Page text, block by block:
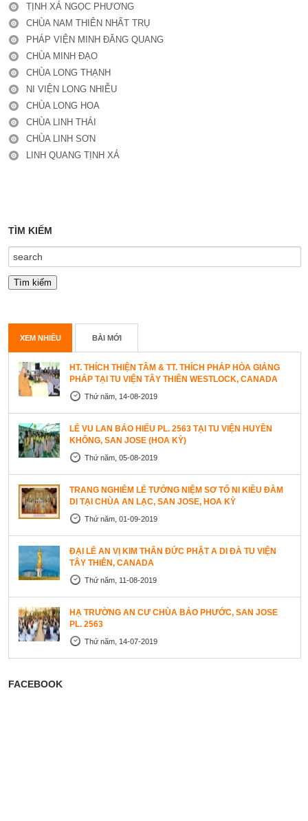
TỊNH XÁ NGỌC PHƯƠNG
CHÙA NAM THIÊN NHẤT TRỤ
PHÁP VIỆN MINH ĐĂNG QUANG
CHÙA MINH ĐẠO
CHÙA LONG THẠNH
NI VIỆN LONG NHIỄU
CHÙA LONG HOA
CHÙA LINH THÁI
CHÙA LINH SƠN
LINH QUANG TỊNH XÁ
TÌM KIẾM
XEM NHIỀU BÀI MỚI
HT. THÍCH THIỆN TÂM & TT. THÍCH PHÁP HÒA GIẢNG
PHÁP TẠI TU VIỆN TÂY THIÊN WESTLOCK, CANADA
Thứ năm, 14-08-2019
LỄ VU LAN BÁO HIẾU PL. 2563 TẠI TU VIỆN HUYỀN
KHÔNG, SAN JOSE (HOA KỲ)
Thứ năm, 05-08-2019
TRANG NGHIÊM LỄ TƯỞNG NIỆM SƠ TỔ NI KIỀU ĐÀM
DI TẠI CHÙA AN LẠC, SAN JOSE, HOA KỲ
Thứ năm, 01-09-2019
ĐẠI LỄ AN VỊ KIM THÂN ĐỨC PHẬT A DI ĐÀ TU VIỆN
TÂY THIÊN, CANADA
Thứ năm, 11-08-2019
HẠ TRƯỜNG AN CƯ CHÙA BẢO PHƯỚC, SAN JOSE
PL. 2563
Thứ năm, 14-07-2019
FACEBOOK